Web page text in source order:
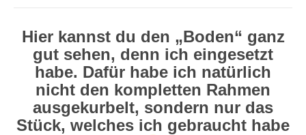
Hier kannst du den „Boden“ ganz
gut sehen, denn ich eingesetzt
habe. Dafür habe ich natürlich
nicht den kompletten Rahmen
ausgekurbelt, sondern nur das
Stück, welches ich gebraucht habe